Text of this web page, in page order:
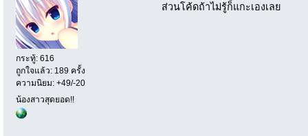
กระทู้: 616
ถูกใจแล้ว: 189 ครั้ง
ความนิยม: +49/-20
น้องสาวสุดยอด!!
ส่วนโค้ดถ้าไม่รู้ก็แกะเองเลย